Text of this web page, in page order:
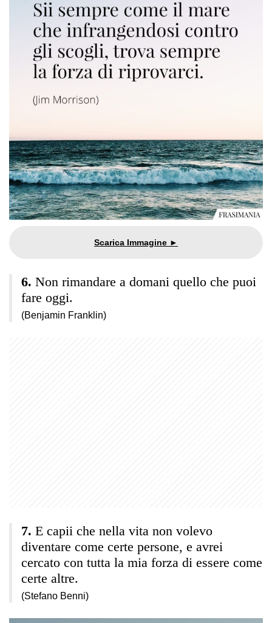
Non rimandare a domani quello che puoi
fare oggi.
(Benjamin Franklin)
E capii che nella vita non volevo
diventare come certe persone, e avrei
cercato con tutta la mia forza di essere come
certe altre.
(Stefano Benni)